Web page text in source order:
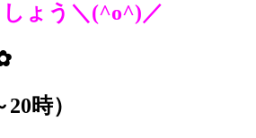
ょう＼(^o^)／
20時）